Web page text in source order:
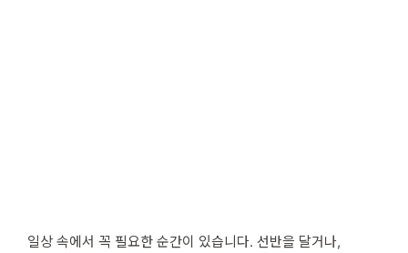
일상 속에서 꼭 필요한 순간이 있습니다. 선반을 달거나,